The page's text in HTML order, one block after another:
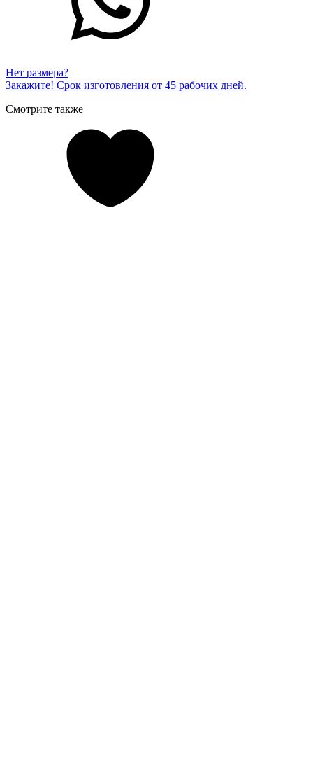
Нет размера?
Закажите! Срок изготовления от 45 рабочих дней.
Смотрите также